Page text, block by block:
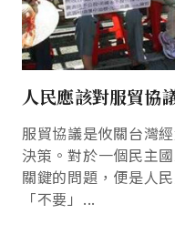
人民應該對服貿協
服貿協議是攸關台灣
決策。對於一個民主
關鍵的問題，便是人
「不要」...